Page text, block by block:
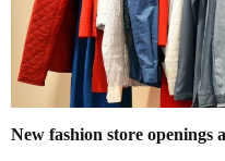
New fashion store openings